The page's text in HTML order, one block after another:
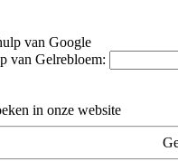
van Google
van Gelrebloem:
in onze website